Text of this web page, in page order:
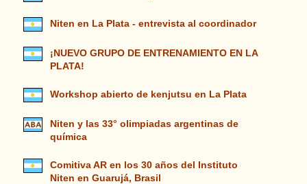
Niten en La Plata - entrevista al coordinador
¡NUEVO GRUPO DE ENTRENAMIENTO EN LA
PLATA!
Workshop abierto de kenjutsu en La Plata
Niten y las 33° olimpiadas argentinas de
química
Comitiva AR en los 30 años del Instituto
Niten en Guarujá, Brasil